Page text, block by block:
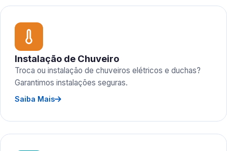
Instalação de Chuveiro
Troca ou instalação de chuveiros elétricos e duchas?
Garantimos instalações seguras.
Saiba Mais